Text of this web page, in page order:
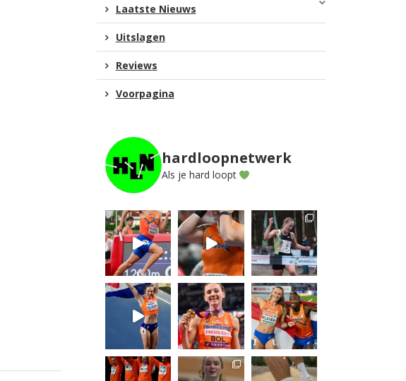
Laatste Nieuws
Uitslagen
Reviews
Voorpagina
hardloopnetwerk
Als je hard loopt